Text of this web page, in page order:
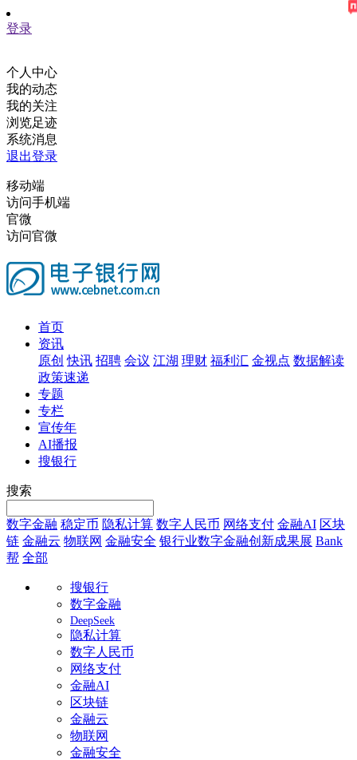
登录
个人中心
我的动态
我的关注
浏览足迹
系统消息
退出登录
移动端
访问手机端
官微
访问官微
首页
资讯
原创 快讯 招聘 会议 江湖 理财 福利汇 金视点 数据解读
政策速递
专题
专栏
宣传年
AI播报
搜银行
搜索
数字金融 稳定币 隐私计算 数字人民币 网络支付 金融AI 区块
链 金融云 物联网 金融安全 银行业数字金融创新成果展 Bank
帮 全部
搜银行
数字金融
DeepSeek
隐私计算
数字人民币
网络支付
金融AI
区块链
金融云
物联网
金融安全